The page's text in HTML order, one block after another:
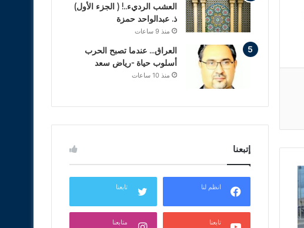
العشب الرديء..! ( الجزء الأول)
ذ. عبدالواحد حمزة
منذ 9 ساعات
العراق… عندما تصبح الحرب
أسلوب حياة -رياض سعد
منذ 10 ساعات
إتبعنا
انظم لنا تابعنا
تابعنا متابعنا